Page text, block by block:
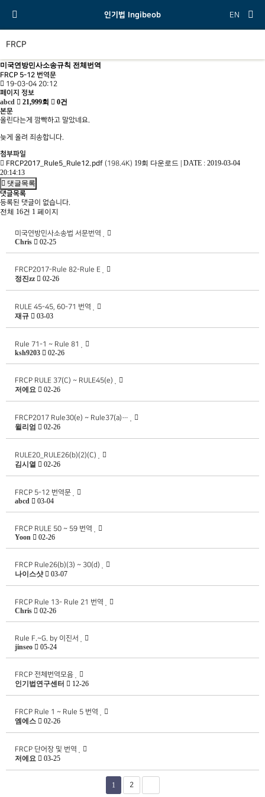
인기법 Ingibeob EN
FRCP
미국연방민사소송규칙 전체번역
FRCP 5-12 번역문
19-03-04 20:12
페이지 정보
abcd 21,999회 0건
본문
올린다는게 깜빡하고 말았네요.
늦게 올려 죄송합니다.
첨부파일
FRCP2017_Rule5_Rule12.pdf (198.4K) 19회 다운로드
DATE : 2019-03-04
20:14:13
댓글목록
댓글목록
등록된 댓글이 없습니다.
전체 16건 1 페이지
미국연방민사소송법 서문번역
Chris 02-25
FRCP2017-Rule 82-Rule E
정진zz 02-26
RULE 45-45, 60-71 번역
재규 03-03
Rule 71-1 ~ Rule 81
ksh9203 02-26
FRCP RULE 37(C) ~ RULE45(e)
저에요 02-26
FRCP2017 Rule30(e) ~ Rule37(a)…
윌리엄 02-26
RULE20_RULE26(b)(2)(C)
김시열 02-26
FRCP 5-12 번역문
abcd 03-04
FRCP RULE 50 ~ 59 번역
Yoon 02-26
FRCP Rule26(b)(3) ~ 30(d)
나이스샷 03-07
FRCP Rule 13- Rule 21 번역
Chris 02-26
Rule F.~G. by 이진서
jinseo 05-24
FRCP 전체번역모음
인기법연구센터 12-26
FRCP Rule 1 ~ Rule 5 번역
엠에스 02-26
FRCP 단어장 및 번역
저에요 03-25
1 2